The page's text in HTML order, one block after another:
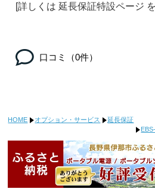
[詳しくは 延長保証特設ページ
口コミ（0件）
HOME オプション・サービス
延長保証